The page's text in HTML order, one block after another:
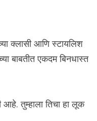
क्लासी आणि स्टायलिश
बाबतीत एकदम बिनधास्त
आहे. तुम्हाला तिचा हा लूक